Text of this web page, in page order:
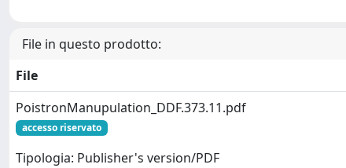
File in questo prodotto:
File
PoistronManupulation_DDF.373.11.pdf
accesso riservato
Tipologia: Publisher's version/PDF